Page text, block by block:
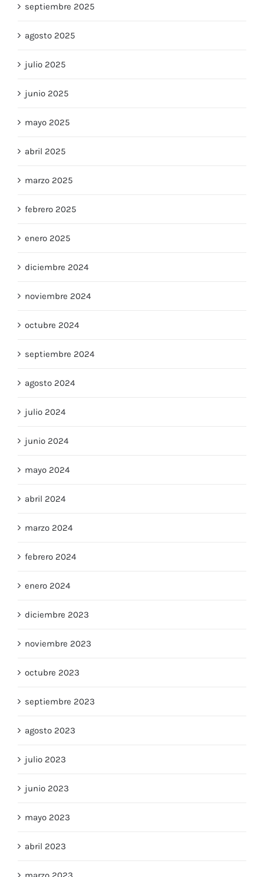
agosto 2025
julio 2025
junio 2025
mayo 2025
abril 2025
marzo 2025
febrero 2025
enero 2025
diciembre 2024
noviembre 2024
octubre 2024
septiembre 2024
agosto 2024
julio 2024
junio 2024
mayo 2024
abril 2024
marzo 2024
febrero 2024
enero 2024
diciembre 2023
noviembre 2023
octubre 2023
septiembre 2023
agosto 2023
julio 2023
junio 2023
mayo 2023
abril 2023
marzo 2023